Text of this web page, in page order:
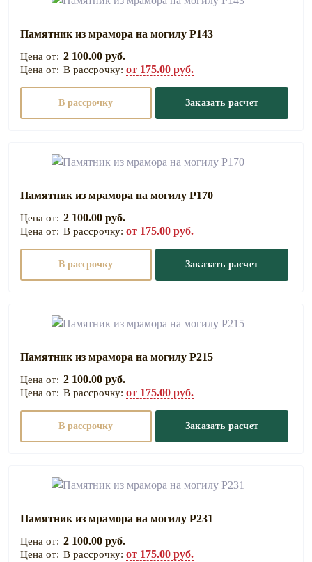
Памятник из мрамора на могилу Р143
2 100.00 руб.
В рассрочку: от 175.00 руб.
В рассрочку Заказать расчет
Памятник из мрамора на могилу Р170
2 100.00 руб.
В рассрочку: от 175.00 руб.
В рассрочку Заказать расчет
Памятник из мрамора на могилу Р215
2 100.00 руб.
В рассрочку: от 175.00 руб.
В рассрочку Заказать расчет
Памятник из мрамора на могилу Р231
2 100.00 руб.
В рассрочку: от 175.00 руб.